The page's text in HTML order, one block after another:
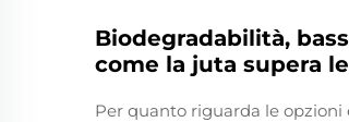
Biodegradabilità,
come la juta supera
Per quanto riguarda le